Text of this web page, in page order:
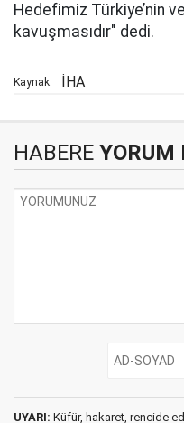
Hedefimiz Türkiye’nin
kavuşmasıdır" dedi.
Kaynak: İHA
HABERE YORUM
UYARI: Küfür, hakaret, rencide